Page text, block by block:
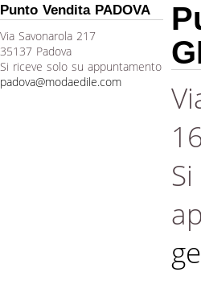
Punto Vendita PADOVA
Via Savonarola 217
35137 Padova
Si riceve solo su appuntamento
padova@modaedile.com